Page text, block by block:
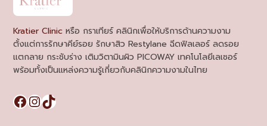
Kratier Clinic หรือ กราเทียร์ คลินิกเพื่อให้บริการด้านความงาม
ตั้งแต่การรักษาคีย์รอย รักษาสิว Restylane ฉีดฟิลเลอร์ ลดรอย
แตกลาย กระชับร่าง เติมวิตามินผิว PICOWAY เทคโนโลยีเลเซอร์
พร้อมทั้งเป็นแหล่งความรู้เกี่ยวกับคลินิกความงามในไทย
Facebook
Instagram
TikTok